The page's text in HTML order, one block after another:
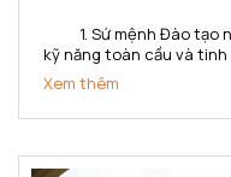
kỹ năng toàn cầu và
gia tăng cho doanh
Thuận và khu vực. Cung
Xem thêm